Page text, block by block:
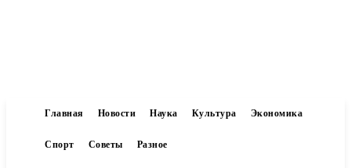
Главная Новости Наука Культура Экономика
Спорт Советы Разное